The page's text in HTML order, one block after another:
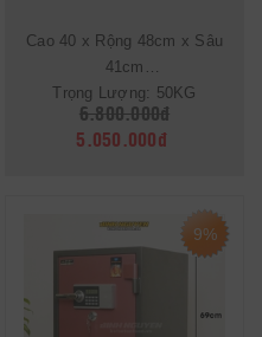
Cao 40 x Rộng 48cm x Sâu
41cm
Trọng Lượng: 50KG
6.800.000đ
5.050.000đ
9%